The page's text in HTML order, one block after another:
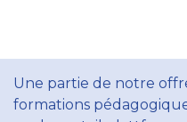
Une partie de notre
formations